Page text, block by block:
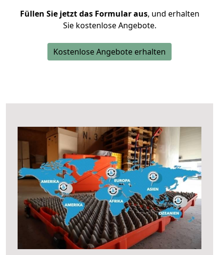
Füllen Sie jetzt das Formular aus, und erhalten
Sie kostenlose Angebote.
Kostenlose Angebote erhalten